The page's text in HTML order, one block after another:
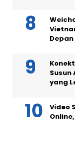
Susun
yang
Video